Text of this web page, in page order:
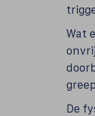
Wat
De